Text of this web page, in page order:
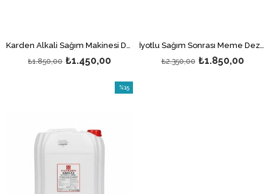
₺1.450,00
₺1.850,00 ₺1.850,00
₺2.350,00
%15